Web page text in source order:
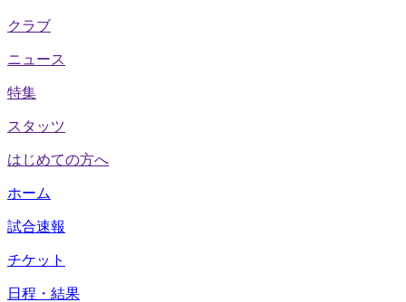
クラブ
ニュース
特集
スタッツ
はじめての方へ
ホーム
試合速報
チケット
日程・結果